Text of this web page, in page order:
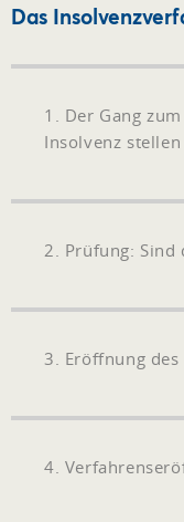
Das
1. Der Gang
Insolvenz stellen
2. Prüfung: Sind
3. Eröffnung
4.